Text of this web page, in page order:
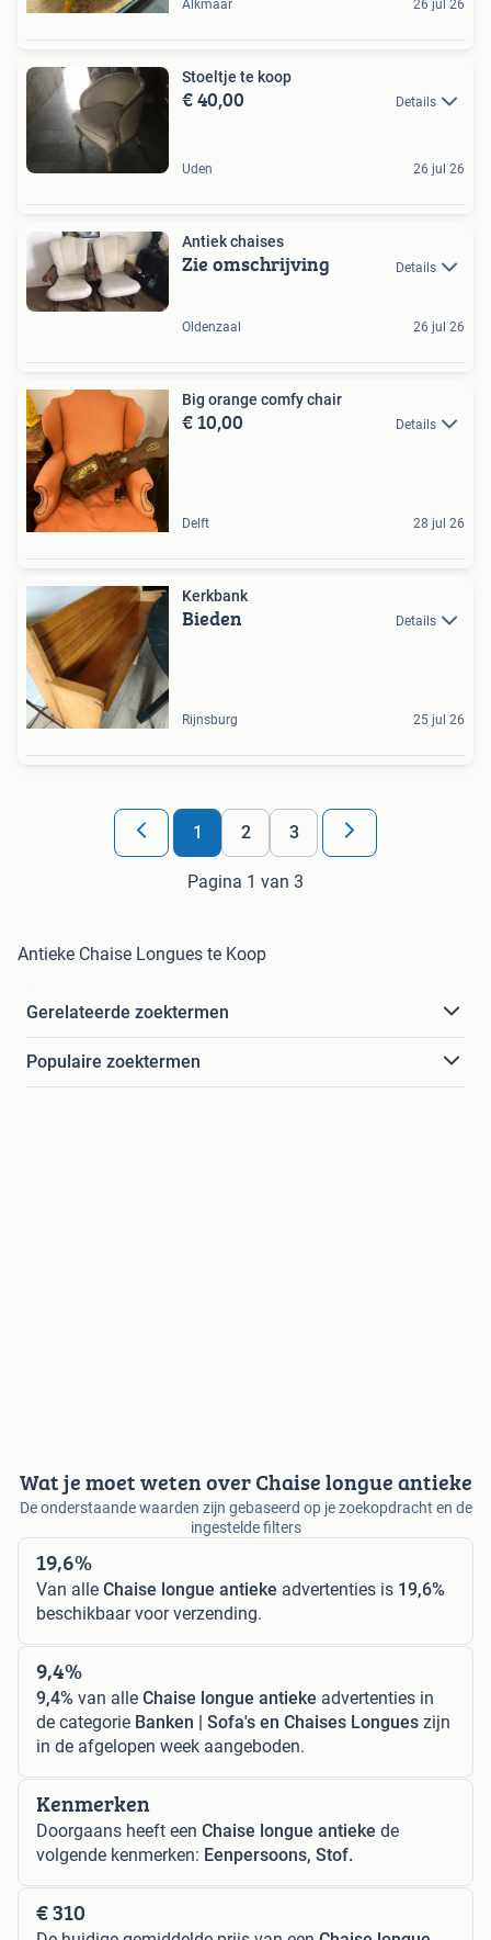
Alkmaar 26 jul 26
Stoeltje te koop
€ 40,00 Details
Uden 26 jul 26
Antiek chaises
Zie omschrijving Details
Oldenzaal 26 jul 26
Big orange comfy chair
€ 10,00 Details
Delft 28 jul 26
Kerkbank
Bieden Details
Rijnsburg 25 jul 26
1 2 3
Pagina 1 van 3
Antieke Chaise Longues te Koop
Gerelateerde zoektermen
Populaire zoektermen
Wat je moet weten over Chaise longue antieke
De onderstaande waarden zijn gebaseerd op je zoekopdracht en de
ingestelde filters
19,6%
Van alle Chaise longue antieke advertenties is 19,6%
beschikbaar voor verzending.
9,4%
9,4% van alle Chaise longue antieke advertenties in
de categorie Banken | Sofa's en Chaises Longues zijn
in de afgelopen week aangeboden.
Kenmerken
Doorgaans heeft een Chaise longue antieke de
volgende kenmerken: Eenpersoons, Stof.
€ 310